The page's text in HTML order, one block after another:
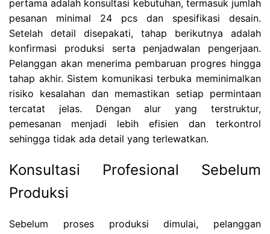
pertama adalah konsultasi kebutuhan, termasuk jumlah
pesanan minimal 24 pcs dan spesifikasi desain.
Setelah detail disepakati, tahap berikutnya adalah
konfirmasi produksi serta penjadwalan pengerjaan.
Pelanggan akan menerima pembaruan progres hingga
tahap akhir. Sistem komunikasi terbuka meminimalkan
risiko kesalahan dan memastikan setiap permintaan
tercatat jelas. Dengan alur yang terstruktur,
pemesanan menjadi lebih efisien dan terkontrol
sehingga tidak ada detail yang terlewatkan.
Konsultasi Profesional Sebelum
Produksi
Sebelum proses produksi dimulai, pelanggan